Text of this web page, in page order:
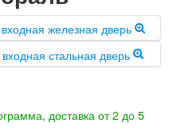
доставка от 2 до 5